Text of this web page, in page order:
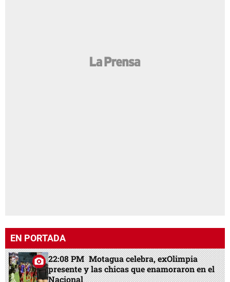
EN PORTADA
22:08 PM Motagua celebra, exOlimpia
presente y las chicas que enamoraron en el
Nacional